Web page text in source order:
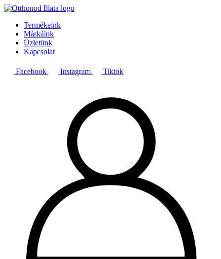
Termékeink
Márkáink
Üzletünk
Kapcsolat
Facebook Instagram Tiktok